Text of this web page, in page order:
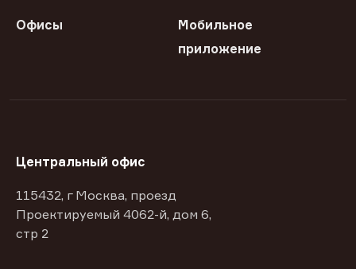
Офисы
Мобильное
приложение
Центральный офис
115432, г Москва, проезд
Проектируемый 4062-й, дом 6,
стр 2